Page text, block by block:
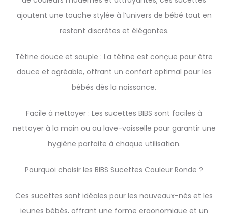
ajoutent une touche stylée à l’univers de bébé tout en
restant discrètes et élégantes.
Tétine douce et souple : La tétine est conçue pour être
douce et agréable, offrant un confort optimal pour les
bébés dès la naissance.
Facile à nettoyer : Les sucettes BIBS sont faciles à
nettoyer à la main ou au lave-vaisselle pour garantir une
hygiène parfaite à chaque utilisation.
Pourquoi choisir les BIBS Sucettes Couleur Ronde ?
Ces sucettes sont idéales pour les nouveaux-nés et les
jeunes bébés, offrant une forme ergonomique et un